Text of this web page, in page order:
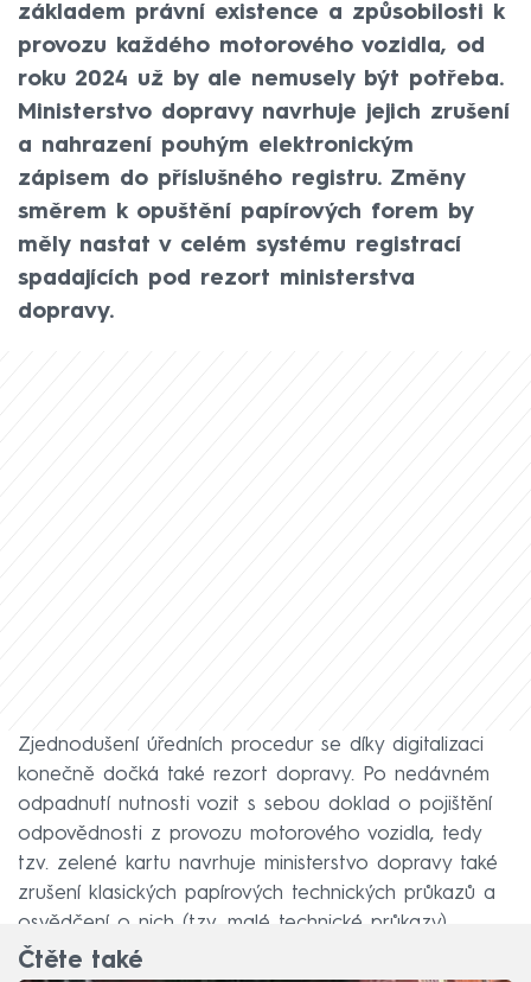
základem právní existence a způsobilosti k
provozu každého motorového vozidla, od
roku 2024 už by ale nemusely být potřeba.
Ministerstvo dopravy navrhuje jejich zrušení
a nahrazení pouhým elektronickým
zápisem do příslušného registru. Změny
směrem k opuštění papírových forem by
měly nastat v celém systému registrací
spadajících pod rezort ministerstva
dopravy.
Zjednodušení úředních procedur se díky digitalizaci
konečně dočká také rezort dopravy. Po nedávném
odpadnutí nutnosti vozit s sebou doklad o pojištění
odpovědnosti z provozu motorového vozidla, tedy
tzv. zelené kartu navrhuje ministerstvo dopravy také
zrušení klasických papírových technických průkazů a
osvědčení o nich (tzv. malé technické průkazy).
Čtěte také